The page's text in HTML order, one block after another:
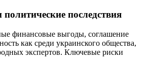
последствия
финансовые выгоды, соглашение
как среди украинского общества,
экспертов. Ключевые риски